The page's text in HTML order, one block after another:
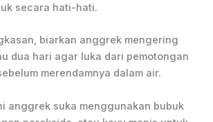
secara hati-hati.
biarkan anggrek mengering
dua hari agar luka dari pemotongan
merendamnya dalam air.
anggrek suka menggunakan bubuk